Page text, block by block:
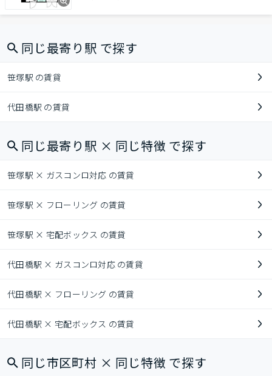
同じ最寄り駅 で探す
笹塚駅 の賃貸
代田橋駅 の賃貸
同じ最寄り駅 × 同じ特徴 で探す
笹塚駅 × ガスコンロ対応 の賃貸
笹塚駅 × フローリング の賃貸
笹塚駅 × 宅配ボックス の賃貸
代田橋駅 × ガスコンロ対応 の賃貸
代田橋駅 × フローリング の賃貸
代田橋駅 × 宅配ボックス の賃貸
同じ市区町村 × 同じ特徴 で探す